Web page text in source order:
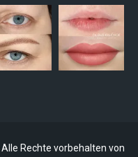
Alle Rechte vorbehalten von